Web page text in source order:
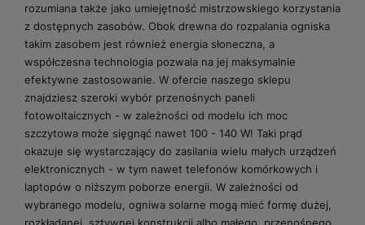
rozumiana także jako umiejętność mistrzowskiego korzystania
z dostępnych zasobów. Obok drewna do rozpalania ogniska
takim zasobem jest również energia słoneczna, a
współczesna technologia pozwala na jej maksymalnie
efektywne zastosowanie. W ofercie naszego sklepu
znajdziesz szeroki wybór przenośnych paneli
fotowoltaicznych - w zależności od modelu ich moc
szczytowa może sięgnąć nawet 100 - 140 W! Taki prąd
okazuje się wystarczający do zasilania wielu małych urządzeń
elektronicznych - w tym nawet telefonów komórkowych i
laptopów o niższym poborze energii. W zależności od
wybranego modelu, ogniwa solarne mogą mieć formę dużej,
rozkładanej, sztywnej konstrukcji albo małego, przenośnego